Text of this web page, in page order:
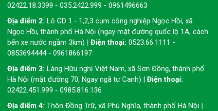
02422.18.3399 - 035.2422.999 - 0961496663
Địa điểm 2: Lô GD 1 - 1,2,3 cụm công nghiệp Ngọc Hồi, xã
Ngọc Hồi, thành phố Hà Nội (ngay mặt đường quốc lộ 1A, cách
bến xe nước ngầm 3km) | Điện thoại: 0523.66.1111 -
0853694444 - 0961866197
Địa điểm 3: Làng Hữu nghị Việt Nam, xã Sơn Đồng, thành phố
Hà Nội (mặt đường 70, Ngay ngã tư Canh) | Điện thoại:
02422.451.999 - 0985.816.136
Địa điểm 4: Thôn Đồng Trữ, xã Phú Nghĩa, thành phố Hà Nội |